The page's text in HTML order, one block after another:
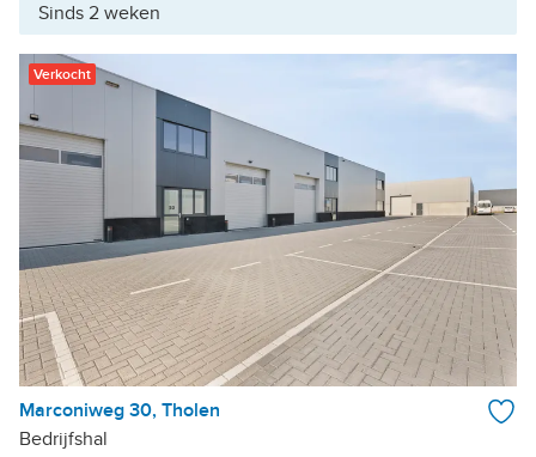
Sinds 2 weken
Verkocht
Marconiweg 30, Tholen
Bedrijfshal